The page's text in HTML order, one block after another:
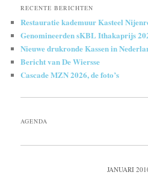
RECENTE BERICHTEN
Restauratie kademuur Kasteel
Genomineerden sKBL Ithakaprijs
Nieuwe drukronde Kassen in
Bericht van De Wiersse
Cascade MZN 2026, de foto’s
AGENDA
JANUARI